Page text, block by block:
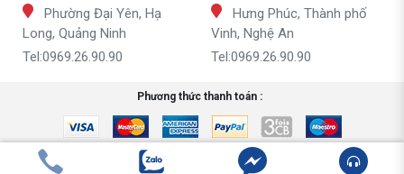
Phường Đại Yên, Hạ
Long, Quảng Ninh
Tel:0969.26.90.90
Hưng Phúc, Thành phố
Vinh, Nghệ An
Tel:0969.26.90.90
Phương thức thanh toán :